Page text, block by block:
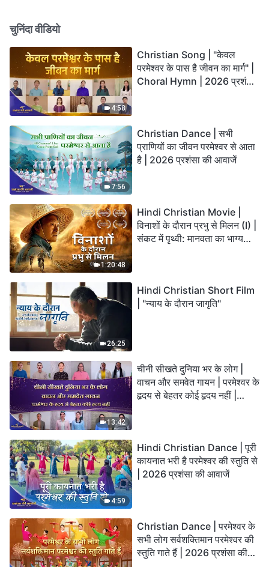
चुनिंदा वीडियो
4:58
Christian Song | "केवल
परमेश्वर के पास है जीवन का मार्ग" |
Choral Hymn | 2026 प्रशंसा
7:56
Christian Dance | सभी
प्राणियों का जीवन परमेश्वर से आता
है | 2026 प्रशंसा की आवाजें
1:20:48
Hindi Christian Movie |
विनाशों के दौरान प्रभु से मिलन (I) |
संकट में पृथ्वी: मानवता का भाग्य
26:25
Hindi Christian Short Film
| "न्याय के दौरान जागृति"
13:42
चीनी सीखते दुनिया भर के लोग |
वाचन और समवेत गायन | परमेश्वर के
हृदय से बेहतर कोई हृदय नहीं |
4:59
Hindi Christian Dance | पूरी
कायनात भरी है परमेश्वर की स्तुति से
| 2026 प्रशंसा की आवाजें
Christian Dance | परमेश्वर के
सभी लोग सर्वशक्तिमान परमेश्वर की
स्तुति गाते हैं | 2026 प्रशंसा की